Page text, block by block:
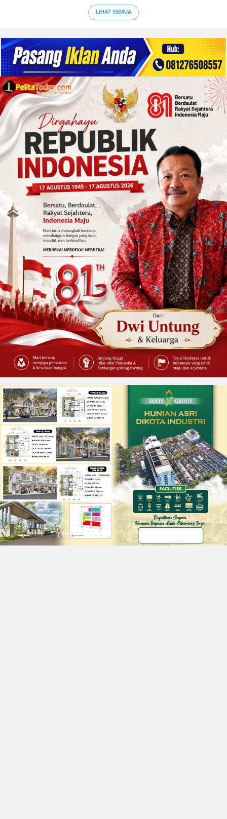
LIHAT SEMUA